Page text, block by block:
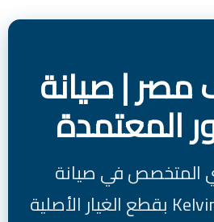
مصر | صيانة
المعتمدة
المتخصص في صيانة